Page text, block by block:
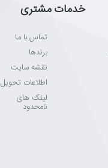
خدمات مشتری
تماس با ما
برندها
نقشه سایت
اطلاعات تحویل
لینک های
نامحدود